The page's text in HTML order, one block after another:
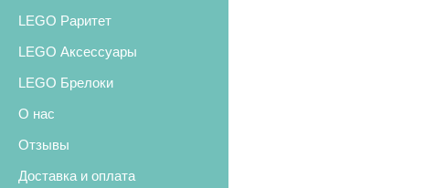
LEGO Раритет
LEGO Аксессуары
LEGO Брелоки
О нас
Отзывы
Доставка и оплата